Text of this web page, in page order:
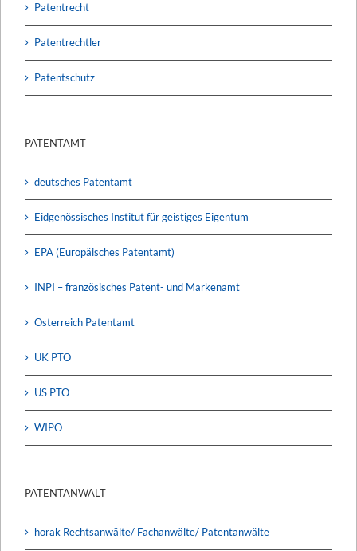
Patentrecht
Patentrechtler
Patentschutz
PATENTAMT
deutsches Patentamt
Eidgenössisches Institut für geistiges Eigentum
EPA (Europäisches Patentamt)
INPI – französisches Patent- und Markenamt
Österreich Patentamt
UK PTO
US PTO
WIPO
PATENTANWALT
horak Rechtsanwälte/ Fachanwälte/ Patentanwälte